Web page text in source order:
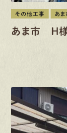
その他工事 あま
あま市 H